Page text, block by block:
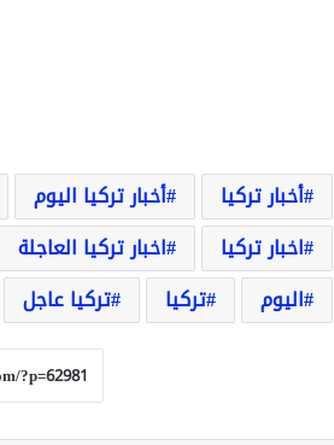
أخبار تركيا أخبار تركيا اليوم
اخبار تركيا
اخبار تركيا العاجلة
اليوم
تركيا تركيا عاجل